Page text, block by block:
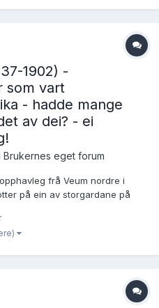
1902) -
som vart
- hadde mange
av dei? - ei
Brukernes eget forum
frå Veum nordre i
på ein av storgardane på
hjelpte slekti til kona i
«kvitt» han!...